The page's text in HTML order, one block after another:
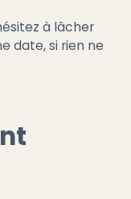
à lâcher
date, si rien ne